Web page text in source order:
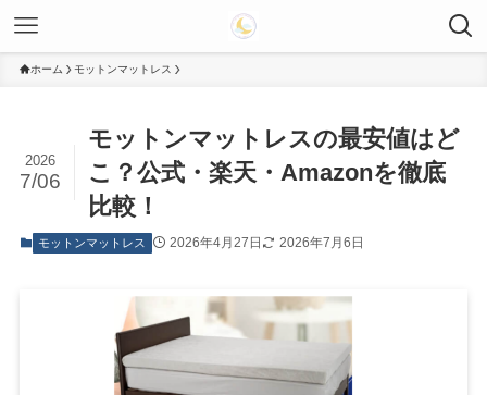
ホーム モットンマットレス
モットンマットレスの最安値はど
こ？公式・楽天・Amazonを徹底
比較！
2026
7/06
モットンマットレス 2026年4月27日 2026年7月6日